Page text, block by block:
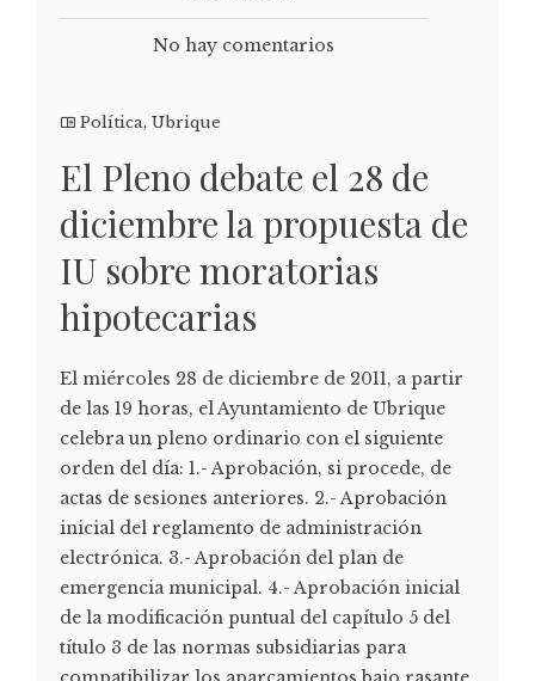
No hay comentarios
Política, Ubrique
El Pleno debate el 28 de
diciembre la propuesta de
IU sobre moratorias
hipotecarias
El miércoles 28 de diciembre de 2011, a partir
de las 19 horas, el Ayuntamiento de Ubrique
celebra un pleno ordinario con el siguiente
orden del día: 1.- Aprobación, si procede, de
actas de sesiones anteriores. 2.- Aprobación
inicial del reglamento de administración
electrónica. 3.- Aprobación del plan de
emergencia municipal. 4.- Aprobación inicial
de la modificación puntual del capítulo 5 del
título 3 de las normas subsidiarias para